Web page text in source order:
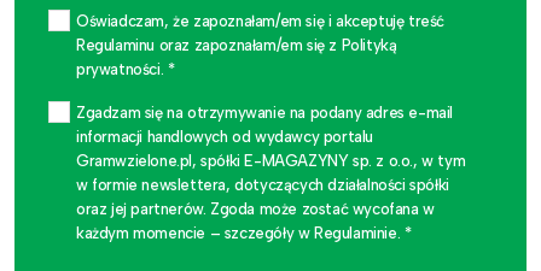
Oświadczam, że zapoznałam/em się i akceptuję treść
Regulaminu oraz zapoznałam/em się z Polityką
prywatności. *
Zgadzam się na otrzymywanie na podany adres e-mail
informacji handlowych od wydawcy portalu
Gramwzielone.pl, spółki E-MAGAZYNY sp. z o.o., w tym
w formie newslettera, dotyczących działalności spółki
oraz jej partnerów. Zgoda może zostać wycofana w
każdym momencie – szczegóły w Regulaminie. *